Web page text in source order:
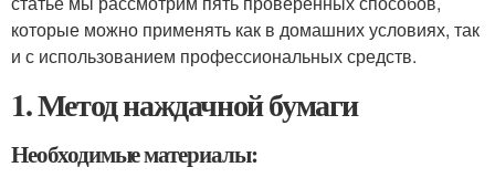
которые можно применять как в домашних условиях, так
и с использованием профессиональных средств.
1. Метод наждачной бумаги
Необходимые материалы: